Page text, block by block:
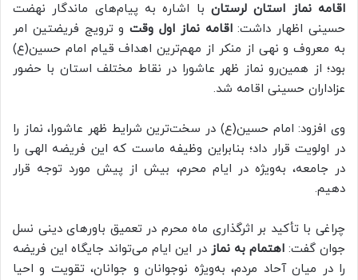
اقامه نماز استان لرستان با اشاره به پیام‌های ماندگار نهضت
حسینی اظهار داشت:اقامه نماز اول وقتو ترویج فریضتین امر
به معروف و نهی از منکر از مهم‌ترین اهداف قیام امام حسین(ع)
بود؛ از همین‌رو نماز ظهر عاشورا در نقاط مختلف استان با حضور
عزاداران حسینی اقامه شد.
وی افزود: امام حسین(ع) در سخت‌ترین شرایط ظهر عاشورا، نماز را
در اولویت قرار داد؛ بنابراین وظیفه ماست که این فریضه الهی را
در جامعه، به‌ویژه در ایام محرم، بیش از پیش مورد توجه قرار
دهیم.
چراغی با تأکید بر اثرگذاری ماه محرم در تعمیق باورهای دینی نسل
جوان گفت:اهتمام به نماز در این ایام می‌تواند جایگاه این فریضه
را در میان آحاد مردم، به‌ویژه نوجوانان و جوانان، تقویت و احیا